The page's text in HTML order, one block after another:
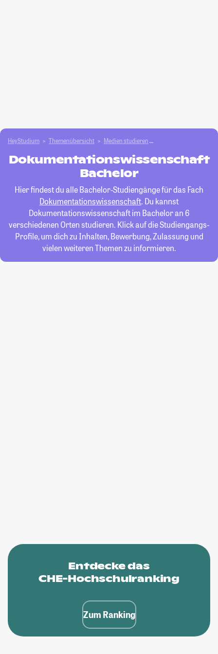
HeyStudium Themenübersicht Medien studieren
Dokumentationswissenschaft
Bachelor
Hier findest du alle Bachelor-Studiengänge für das Fach
Dokumentationswissenschaft. Du kannst
Dokumentationswissenschaft im Bachelor an 6
verschiedenen Orten studieren. Klick auf die Studiengangs-
Profile, um dich zu Inhalten, Bewerbung, Zulassung und
vielen weiteren Themen zu informieren.
Entdecke das
CHE-Hochschulranking
Zum Ranking